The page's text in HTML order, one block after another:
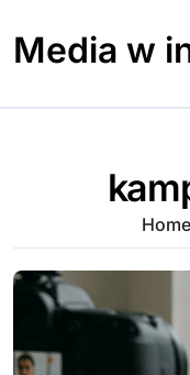
content
Media w
Home